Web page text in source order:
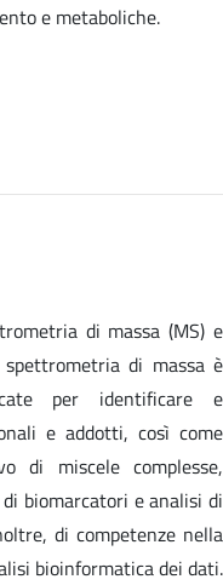
e metaboliche.
di massa (MS) e
di massa è
per identificare e
e addotti, così come
di miscele complesse,
biomarcatori e analisi di
di competenze nella
bioinformatica dei dati.